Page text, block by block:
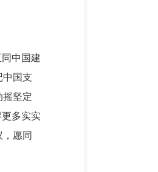
中国建
中国支
摇坚定
多实实
愿同